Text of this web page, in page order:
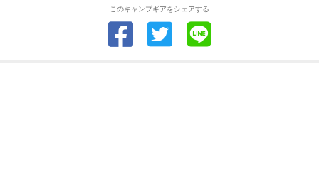
このキャンプギアをシェアする